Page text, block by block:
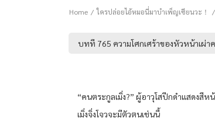
Home ใครปล่อยไอ้หมอนี่มาบำเพ็ญเซียนวะ！
“คนตระกูลเมิ่ง?” ผู้อาวุโสปีกดำแสดงสีห
เมิ่งจิ่งโจวจะมีตัวตนเช่นนี้